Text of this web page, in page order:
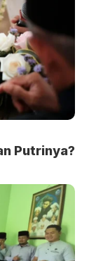
Putrinya?